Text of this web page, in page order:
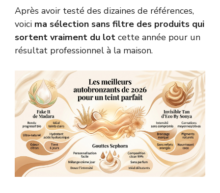
Après avoir testé des dizaines de références,
voici ma sélection sans filtre des produits qui
sortent vraiment du lot cette année pour un
résultat professionnel à la maison.